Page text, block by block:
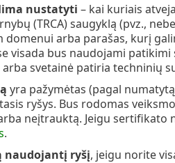
nustatyti – kai kuriais
(TRCA) saugyklą (pvz.,
arba parašas, kurį
visada bus naudojami
svetainė patiria techninių
yra pažymėtas (pagal
ryšys. Bus rodomas
neįtrauktą. Jeigu sertifikato
.
naudojantį ryšį, jeigu norite